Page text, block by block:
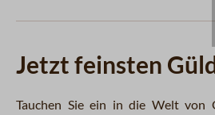
Jetzt feinsten
Tauchen Sie ein in die Welt von